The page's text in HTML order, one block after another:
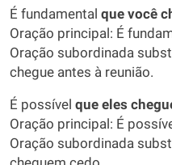
É fundamental que você
Oração principal: É
Oração subordinada
chegue antes à reunião.
É possível que eles
Oração principal: É
Oração subordinada